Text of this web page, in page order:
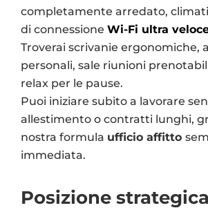
completamente arredato,
di connessione Wi-Fi ultra
Troverai scrivanie ergonomiche,
personali, sale riunioni
relax per le pause.
Puoi iniziare subito a lavorare
allestimento o contratti lunghi,
nostra formula ufficio affitto
immediata.
Posizione